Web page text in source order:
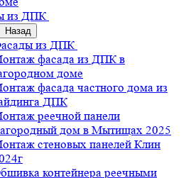
из ДПК
Назад
из ДПК
фасада из ДПК в
доме
фасада частного дома из
ДПК
реечной панели
дом в Мытищах 2025
стеновых панелей Клин
контейнера реечными